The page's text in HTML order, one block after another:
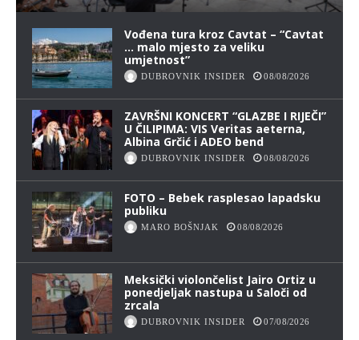
Vođena tura kroz Cavtat – “Cavtat
… malo mjesto za veliku
umjetnost”
DUBROVNIK INSIDER 08/08/2026
ZAVRŠNI KONCERT “GLAZBE I RIJEČI”
U ČILIPIMA: VIS Veritas aeterna,
Albina Grčić i ADEO bend
DUBROVNIK INSIDER 08/08/2026
FOTO – Bebek rasplesao lapadsku
publiku
MARO BOŠNJAK 08/08/2026
Meksički violončelist Jairo Ortiz u
ponedjeljak nastupa u Saloči od
zrcala
DUBROVNIK INSIDER 07/08/2026